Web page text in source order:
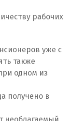
рабочих
уже с
также
одном из
получено в